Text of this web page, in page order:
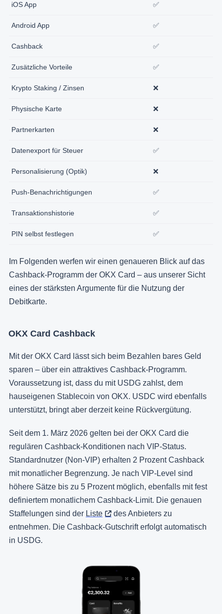
iOS App ✅
Android App ✅
Cashback ✅
Zusätzliche Vorteile ✅
Krypto Staking / Zinsen ❌
Physische Karte ❌
Partnerkarten ❌
Datenexport für Steuer ✅
Personalisierung (Optik) ❌
Push-Benachrichtigungen ✅
Transaktionshistorie ✅
PIN selbst festlegen ✅
Im Folgenden werfen wir einen genaueren Blick auf das
Cashback-Programm der OKX Card – aus unserer Sicht
eines der stärksten Argumente für die Nutzung der
Debitkarte.
OKX Card Cashback
Mit der OKX Card lässt sich beim Bezahlen bares Geld
sparen – über ein attraktives Cashback-Programm.
Voraussetzung ist, dass du mit USDG zahlst, dem
hauseigenen Stablecoin von OKX. USDC wird ebenfalls
unterstützt, bringt aber derzeit keine Rückvergütung.
Seit dem 1. März 2026 gelten bei der OKX Card die
regulären Cashback-Konditionen nach VIP-Status.
Standardnutzer (Non-VIP) erhalten 2 Prozent Cashback
mit monatlicher Begrenzung. Je nach VIP-Level sind
höhere Sätze bis zu 5 Prozent möglich, ebenfalls mit fest
definiertem monatlichem Cashback-Limit. Die genauen
Staffelungen sind der Liste
des Anbieters zu
entnehmen. Die Cashback-Gutschrift erfolgt automatisch
in USDG.